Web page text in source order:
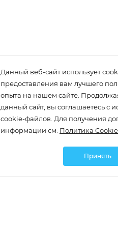
Данный веб-сайт использует
предоставления вам лучшего
опыта на нашем сайте.
данный сайт, вы соглашаетесь с
cookie-файлов. Для получения
информации см. Политика Cookie
Принять